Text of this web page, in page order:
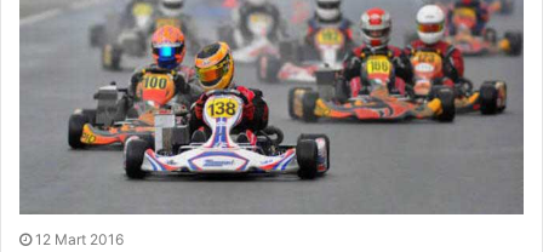
12 Mart 2016